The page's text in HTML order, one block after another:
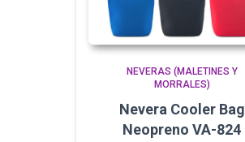
NEVERAS (MALETINES Y
MORRALES)
Nevera Cooler Bag
Neopreno VA-824